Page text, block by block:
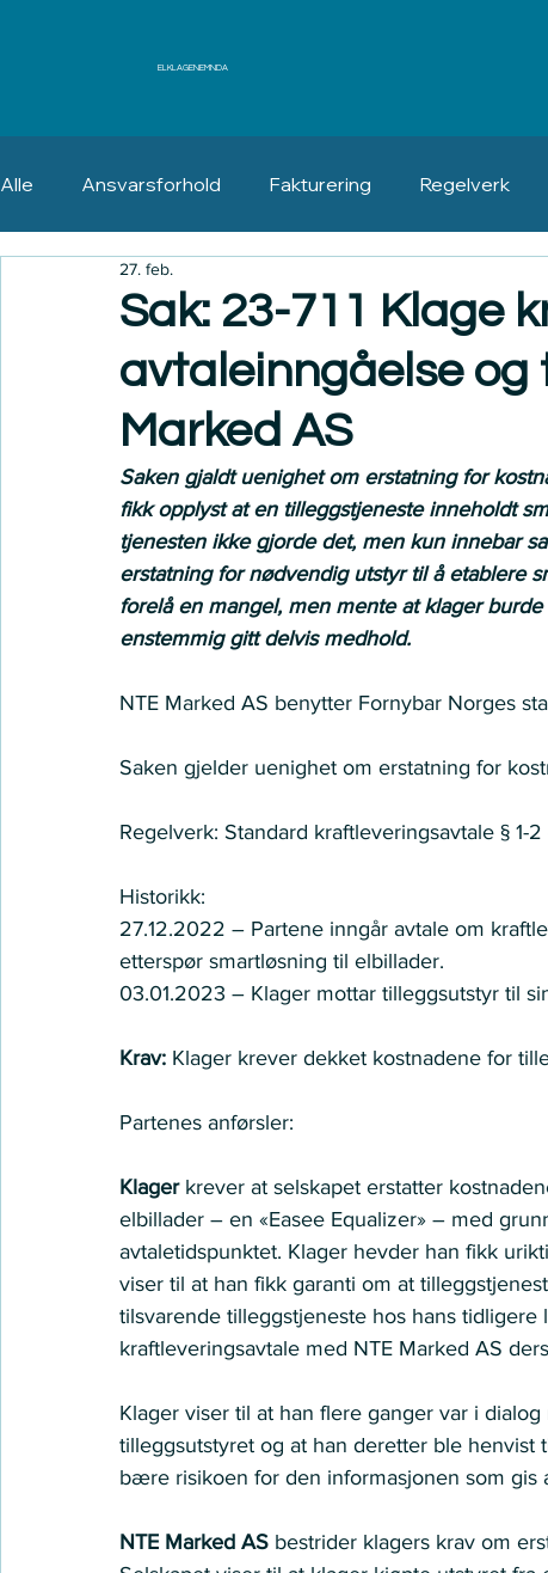
ELKLAGENEMNDA
Alle Ansvarsforhold Fakturering Regelverk
Erstatning
Sak: 23-711 Klage
avtaleinngåelse og
Marked AS
27. feb.
Saken gjaldt uenighet om erstatning for
fikk opplyst at en tilleggstjeneste inneholdt
tjenesten ikke gjorde det, men kun innebar
erstatning for nødvendig utstyr til å etablere
forelå en mangel, men mente at klager
enstemmig gitt delvis medhold.
NTE Marked AS benytter Fornybar Norges
Saken gjelder uenighet om erstatning for
Regelverk: Standard kraftleveringsavtale § 1-
Historikk:
27.12.2022 – Partene inngår avtale om
etterspør smartløsning til elbillader.
03.01.2023 – Klager mottar tilleggsutstyr til
Krav: Klager krever dekket kostnadene for
Partenes anførsler:
Klager krever at selskapet erstatter
elbillader – en «Easee Equalizer» – med
avtaletidspunktet. Klager hevder han fikk
viser til at han fikk garanti om at
tilsvarende tilleggstjeneste hos hans
kraftleveringsavtale med NTE Marked AS
Klager viser til at han flere ganger var i
tilleggsutstyret og at han deretter ble henvist
bære risikoen for den informasjonen som gis
NTE Marked AS bestrider klagers krav om